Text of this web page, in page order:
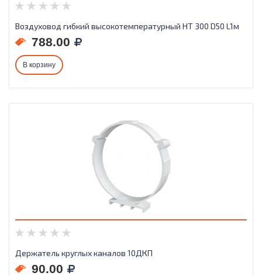
Воздуховод гибкий высокотемпературный HT 300 D50 L1м
788.00
В корзину
Держатель круглых каналов 10ДКП
90.00